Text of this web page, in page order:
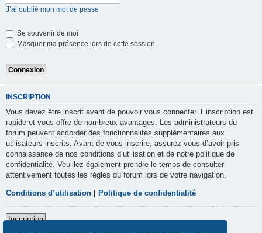
J’ai oublié mon mot de passe
Se souvenir de moi
Masquer ma présence lors de cette session
INSCRIPTION
Vous devez être inscrit avant de pouvoir vous connecter. L’inscription est
rapide et vous offre de nombreux avantages. Les administrateurs du
forum peuvent accorder des fonctionnalités supplémentaires aux
utilisateurs inscrits. Avant de vous inscrire, assurez-vous d’avoir pris
connaissance de nos conditions d’utilisation et de notre politique de
confidentialité. Veuillez également prendre le temps de consulter
attentivement toutes les règles du forum lors de votre navigation.
Conditions d’utilisation Politique de confidentialité
Inscription